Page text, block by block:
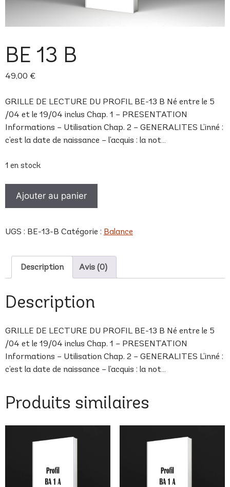
BE 13 B
49,00 €
GRILLE DE LECTURE DU PROFIL BE-13 B Né entre le 5
/04 et le 19/04 inclus Chap. 1 – PRESENTATION
Informations – Utilisation Chap. 2 – GENERALITES L’inné :
c’est la date de naissance – l’acquis : la not…
1 en stock
13
Ajouter au panier
UGS : BE-13-B Catégorie : Balance
Description Avis (0)
Description
GRILLE DE LECTURE DU PROFIL BE-13 B Né entre le 5
/04 et le 19/04 inclus Chap. 1 – PRESENTATION
Informations – Utilisation Chap. 2 – GENERALITES L’inné :
c’est la date de naissance – l’acquis : la not…
Produits similaires